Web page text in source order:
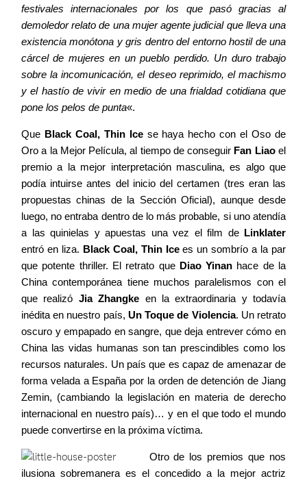
festivales internacionales por los que pasó gracias al
demoledor relato de una mujer agente judicial que lleva una
existencia monótona y gris dentro del entorno hostil de una
cárcel de mujeres en un pueblo perdido. Un duro trabajo
sobre la incomunicación, el deseo reprimido, el machismo
y el hastío de vivir en medio de una frialdad cotidiana que
pone los pelos de punta«.
Que Black Coal, Thin Icese haya hecho con el Oso de
Oro a la Mejor Película, al tiempo de conseguir Fan Liaoel
premio a la mejor interpretación masculina, es algo que
podía intuirse antes del inicio del certamen (tres eran las
propuestas chinas de la Sección Oficial), aunque desde
luego, no entraba dentro de lo más probable, si uno atendía
a las quinielas y apuestas una vez el film de Linklater
entró en liza. Black Coal, Thin Icees un sombrío a la par
que potente thriller. El retrato que Diao Yinan hace de la
China contemporánea tiene muchos paralelismos con el
que realizó Jia Zhangke en la extraordinaria y todavía
inédita en nuestro país, Un Toque de Violencia. Un retrato
oscuro y empapado en sangre, que deja entrever cómo en
China las vidas humanas son tan prescindibles como los
recursos naturales. Un país que es capaz de amenazar de
forma velada a España por la orden de detención de Jiang
Zemin, (cambiando la legislación en materia de derecho
internacional en nuestro país)… y en el que todo el mundo
puede convertirse en la próxima víctima.
Otro de los premios que nos
ilusiona sobremanera es el concedido a la mejor actriz